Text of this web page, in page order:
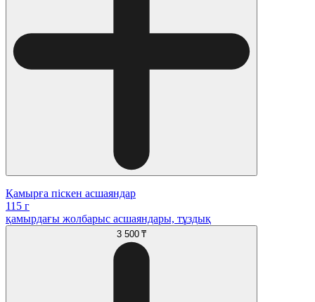
Қамырға піскен асшаяндар
115 г
қамырдағы жолбарыс асшаяндары, тұздық
3 500 ₸